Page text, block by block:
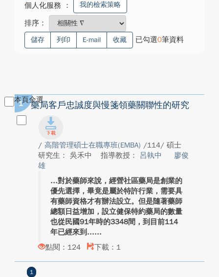
個人化服務 ： 我的檢索策略
排序：
儲存 列印 E-mail 收藏 已勾選0筆資料
本頁全選
1 藥局客戶忠誠度與慢箋領藥關聯性的研究
/ 高階管理碩士在職專班(EMBA) /114/ 碩士
研究生： 吳禾中
指導教授： 呂執中
廖俊
雄
對於藥師來說，經營社區藥局是創業的
優先選擇，畢竟是屬於特許行業，需要具
有藥師資格才有辦法設立。但是隨著藥師
總額日益增加，設立健保特約藥局的數量
也從民國91年時的3348間，到目前114
年已經來到...
點閱：124
下載：1
1